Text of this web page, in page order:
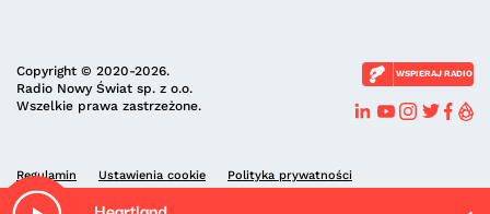
Copyright © 2020-2026.
Radio Nowy Świat sp. z o.o.
Wszelkie prawa zastrzeżone.
WSPIERAJ RADIO
Regulamin Ustawienia cookie Polityka prywatności